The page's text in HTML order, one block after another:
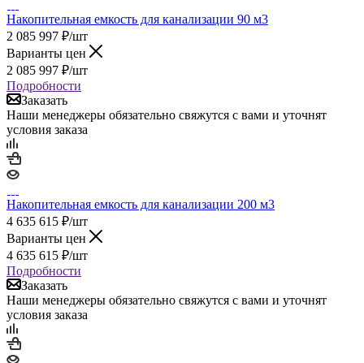
Накопительная емкость для канализации 90 м3
2 085 997 ₽/шт
Варианты цен
2 085 997 ₽/шт
Подробности
Заказать
Наши менеджеры обязательно свяжутся с вами и уточнят
условия заказа
Накопительная емкость для канализации 200 м3
4 635 615 ₽/шт
Варианты цен
4 635 615 ₽/шт
Подробности
Заказать
Наши менеджеры обязательно свяжутся с вами и уточнят
условия заказа